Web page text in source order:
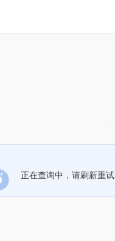
正在查询中，请刷新重试